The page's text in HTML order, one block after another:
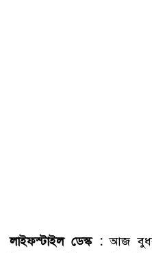
লাইফস্টাইল ডেস্ক :আজ